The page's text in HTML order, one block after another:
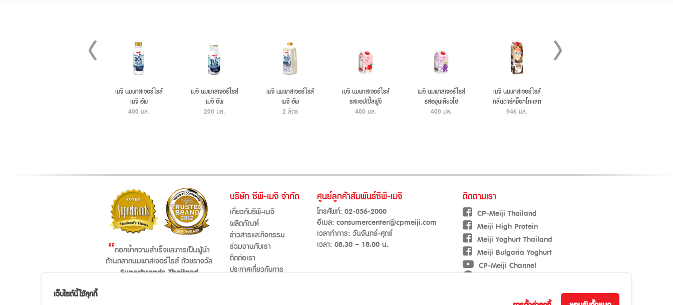
เมจิ นมพาสเจอร์ไรส์
เมจิ อัพ
400 มล.
เมจิ นมพาสเจอร์ไรส์
เมจิ อัพ
200 มล.
เมจิ นมพาสเจอร์ไรส์
เมจิ อัพ
2 ลิตร
เมจิ นมพาสเจอร์ไรส์
รสแอปเปิ้ลฟูจิ
400 มล.
เมจิ นมพาสเจอร์ไรส์
รสองุ่นเคียวโฮ
400 มล.
เมจิ นมพาสเจอร์ไรส์
กลิ่นดาร์คช็อกโกแลต
946 มล.
“ตอกย้ำความสำเร็จและการเป็นผู้นำ
ด้านตลาดนมพาสเจอร์ไรส์ ด้วยรางวัล
Superbrands Thailand
บริษัท ซีพี-เมจิ จำกัด
เกี่ยวกับซีพี-เมจิ
ผลิตภัณฑ์
ข่าวสารและกิจกรรม
ร่วมงานกับเรา
ติดต่อเรา
ประกาศเกี่ยวกับการ
ศูนย์ลูกค้าสัมพันธ์ซีพี-เมจิ
โทรศัพท์:02-056-2000
อีเมล:consumercenter@cpmeiji.com
เวลาทำการ: วันจันทร์-ศุกร์
เวลา: 08.30 – 18.00 น.
ติดตามเรา
CP-Meiji Thailand
Meiji High Protein
Meiji Yoghurt Thailand
Meiji Bulgaria Yoghurt
CP-Meiji Channel
เว็บไซต์นี้ใช้คุกกี้